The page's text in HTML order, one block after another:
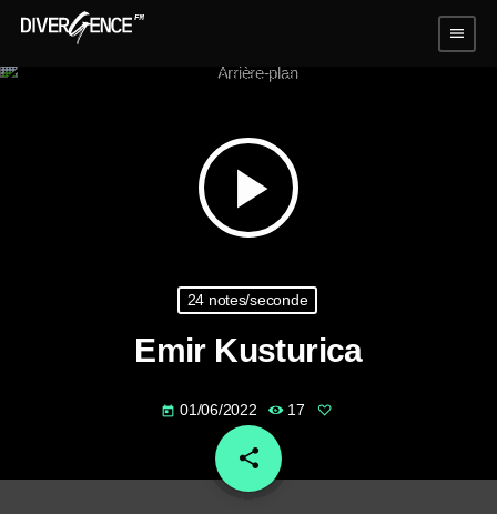
menu
play_arrow
24 notes/seconde
Emir Kusturica
today 01/06/2022 17
share
email